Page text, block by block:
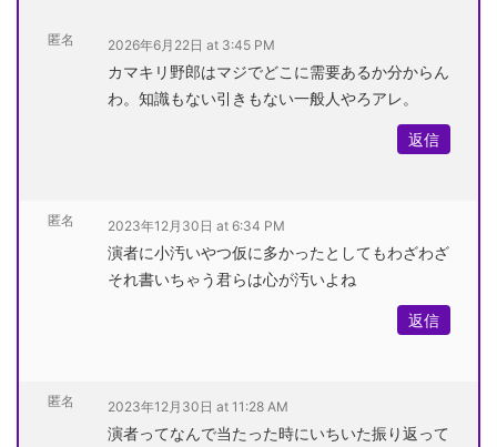
匿名 2026年6月22日 at 3:45 PM
カマキリ野郎はマジでどこに需要あるか分からん
わ。知識もない引きもない一般人やろアレ。
返信
匿名 2023年12月30日 at 6:34 PM
演者に小汚いやつ仮に多かったとしてもわざわざ
それ書いちゃう君らは心が汚いよね
返信
匿名 2023年12月30日 at 11:28 AM
演者ってなんで当たった時にいちいた振り返って